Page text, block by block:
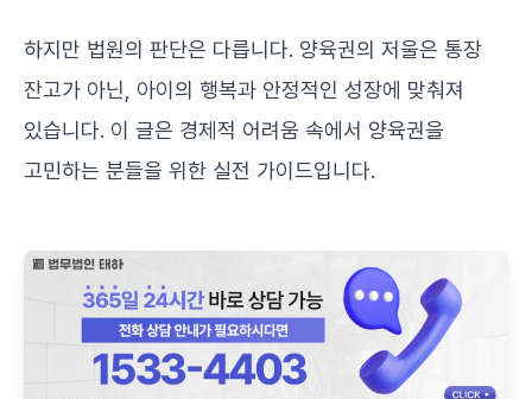
하지만 법원의 판단은 다릅니다. 양육권의 저울은 통장
잔고가 아닌, 아이의 행복과 안정적인 성장에 맞춰져
있습니다. 이 글은 경제적 어려움 속에서 양육권을
고민하는 분들을 위한 실전 가이드입니다.